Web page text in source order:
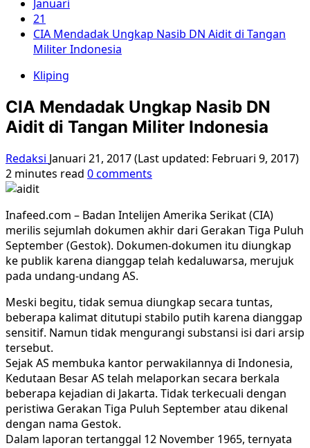
Januari
21
CIA Mendadak Ungkap Nasib DN Aidit di Tangan
Militer Indonesia
Kliping
CIA Mendadak Ungkap Nasib DN
Aidit di Tangan Militer Indonesia
Redaksi Januari 21, 2017 (Last updated: Februari 9, 2017)
2 minutes read 0 comments
Inafeed.com – Badan Intelijen Amerika Serikat (CIA)
merilis sejumlah dokumen akhir dari Gerakan Tiga Puluh
September (Gestok). Dokumen-dokumen itu diungkap
ke publik karena dianggap telah kedaluwarsa, merujuk
pada undang-undang AS.
Meski begitu, tidak semua diungkap secara tuntas,
beberapa kalimat ditutupi stabilo putih karena dianggap
sensitif. Namun tidak mengurangi substansi isi dari arsip
tersebut.
Sejak AS membuka kantor perwakilannya di Indonesia,
Kedutaan Besar AS telah melaporkan secara berkala
beberapa kejadian di Jakarta. Tidak terkecuali dengan
peristiwa Gerakan Tiga Puluh September atau dikenal
dengan nama Gestok.
Dalam laporan tertanggal 12 November 1965, ternyata